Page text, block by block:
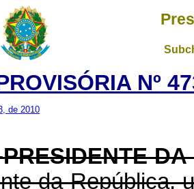
Nº
de 2010
da República,